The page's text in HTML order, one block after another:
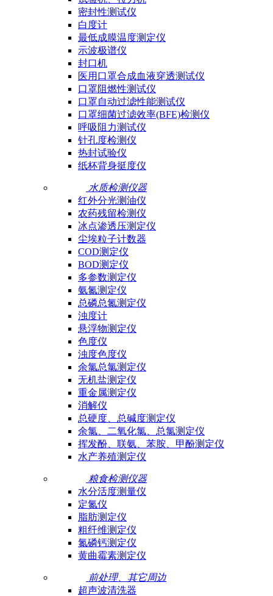
密封性测试仪
白度计
最低成膜温度测定仪
示波极谱仪
封口机
医用口罩合成血液穿透测试仪
口罩阻燃性测试仪
口罩自动过滤性能测试仪
口罩细菌过滤效率(BFE)检测仪
呼吸阻力测试仪
针孔度检测仪
热封试验仪
纸杯背身挺度仪
水质检测仪器
红外分光测油仪
农药残留检测仪
冰点渗透压测定仪
尘埃粒子计数器
COD测定仪
BOD测定仪
多参数测定仪
氨氮测定仪
总磷总氮测定仪
浊度计
悬浮物测定仪
色度仪
浊度色度仪
余氯总氯测定仪
无机盐测定仪
重金属测定仪
消解仪
总硬度、总碱度测定仪
余氯、二氧化氯、总氯测定仪
挥发酚、联氨、苯胺、甲酚测定仪
水产养殖测定仪
粮食检测仪器
水分活度测量仪
定氮仪
脂肪测定仪
粗纤维测定仪
氮磷钙测定仪
黄曲霉素测定仪
前处理、其它周边
超声波清洗器